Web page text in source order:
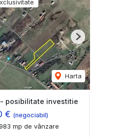
Harta
Next
posibilitate investitie
€ (negociabil)
mp de vânzare